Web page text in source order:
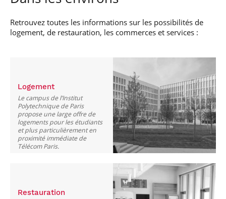
Retrouvez toutes les informations sur les possibilités de
logement, de restauration, les commerces et services :
Logement
Le campus de l’Institut
Polytechnique de Paris
propose une large offre de
logements pour les étudiants
et plus particulièrement en
proximité immédiate de
Télécom Paris.
Restauration